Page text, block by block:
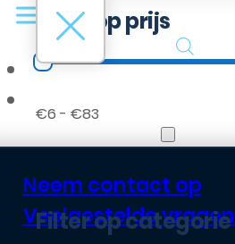
B2B Portaal
Neem contact op
Veelgestelde vragen
Filter op prijs
Filter op prijs
€6 - €83
Filter op categorie